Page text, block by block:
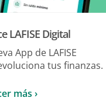
LAFISE Digital
App de LAFISE
tus finanzas.
más ›